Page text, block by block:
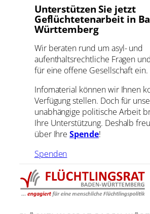
Unterstützen Sie jetzt
Geflüchtetenarbeit in
Württemberg
Wir beraten rund um asyl- und
aufenthaltsrechtliche Fragen
für eine offene Gesellschaft ein.
Infomaterial können wir Ihnen
Verfügung stellen. Doch für
unabhängige politische Arbeit
Ihre Unterstützung. Deshalb
über IhreSpende!
Spenden